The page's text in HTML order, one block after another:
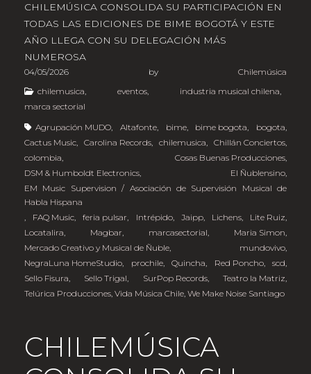
CHILEMÚSICA CONSOLIDA SU PARTICIPACIÓN EN
TODAS LAS EDICIONES DE BIME BOGOTÁ Y ESTE
AÑO LLEGA CON SU DELEGACIÓN MÁS
NUMEROSA
04/05/2026 by Chilemúsica
chilemusica, eventos, industria musical chilena,
marca sectorial
Agrupación MUDO, Altafonte, bime, bime bogota, bogota,
Cactus Music, Carolina Records, chilemusica, Chillán Conciertos,
colombia, Cosas Buenas Producciones,
DSM & Humboldt Electronics, El Ñublensino,
EM Music Supervision / Asociación de Supervisión Musical de
Habla Hispana
, FAQ Music,feria pulsar, Intrépido, Jaipp, Lichens, Lite Ruiz,
Locatalira, Magbar, marcasectorial, Maria Simon,
Mercado Creativo y Musical de Ñuble, mundovivo,
NegraLuna HomeStudio, prochile, Quincha, Red Poncho, scd,
Sello Fisura, Sello Trigal, SurPop Records,Teatro la Matriz,
Telúrica Producciones, Vida Música Chile, We Make Noise Santiago
CHILEMÚSICA